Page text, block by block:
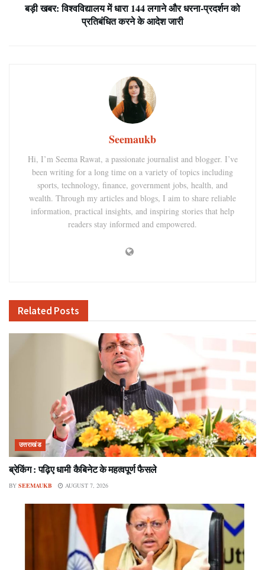
बड़ी खबर: विश्वविद्यालय में धारा 144 लगाने और धरना-प्रदर्शन को
प्रतिबंधित करने के आदेश जारी
Seemaukb
Hi, I’m Seema Rawat, a passionate journalist and blogger. I’ve
been writing for a long time on a variety of topics including
sports, technology, finance, government jobs, health, and
wealth. Through my articles and blogs, I aim to share reliable
information, practical insights, and inspiring stories that help
readers stay informed and empowered.
Related Posts
उत्तराखंड
ब्रेकिंग : पढ़िए धामी कैबिनेट के महत्वपूर्ण फैसले
BY SEEMAUKB AUGUST 7, 2026